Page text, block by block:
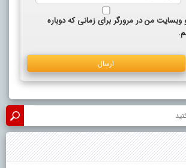
وبسایت من در مرورگر برای زمانی که دوباره